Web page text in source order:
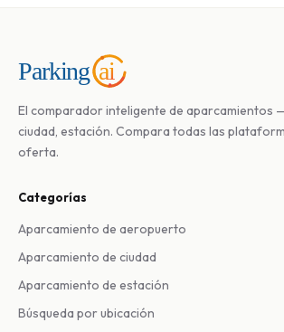
Parking ai
El comparador inteligente de aparcamientos
ciudad, estación. Compara todas las
oferta.
Categorías
Aparcamiento de aeropuerto
Aparcamiento de ciudad
Aparcamiento de estación
Búsqueda por ubicación